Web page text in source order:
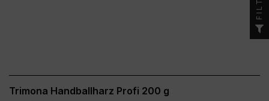
Trimona Handballharz Profi 200 g